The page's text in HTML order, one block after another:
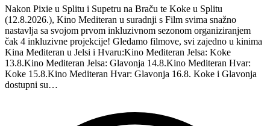
Nakon Pixie u Splitu i Supetru na Braču te Koke u Splitu
(12.8.2026.), Kino Mediteran u suradnji s Film svima snažno
nastavlja sa svojom prvom inkluzivnom sezonom organiziranjem
čak 4 inkluzivne projekcije! Gledamo filmove, svi zajedno u kinima
Kina Mediteran u Jelsi i Hvaru:Kino Mediteran Jelsa: Koke
13.8.Kino Mediteran Jelsa: Glavonja 14.8.Kino Mediteran Hvar:
Koke 15.8.Kino Mediteran Hvar: Glavonja 16.8. Koke i Glavonja
dostupni su…